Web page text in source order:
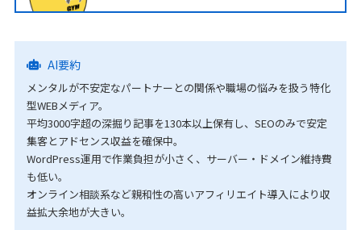
AI要約
メンタルが不安定なパートナーとの関係や職場の悩みを扱う特化
型WEBメディア。
平均3000字超の深掘り記事を130本以上保有し、SEOのみで安定
集客とアドセンス収益を確保中。
WordPress運用で作業負担が小さく、サーバー・ドメイン維持費
も低い。
オンライン相談系など親和性の高いアフィリエイト導入により収
益拡大余地が大きい。